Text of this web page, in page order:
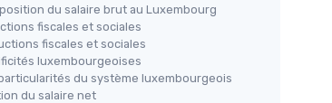
du salaire brut au Luxembourg
fiscales et sociales
fiscales et sociales
luxembourgeoises
du système luxembourgeois
du salaire net